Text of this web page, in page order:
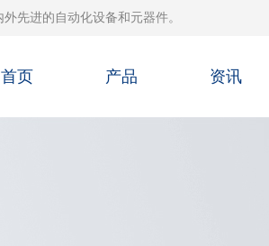
先进的自动化设备和元器件。
首页 产品 资讯